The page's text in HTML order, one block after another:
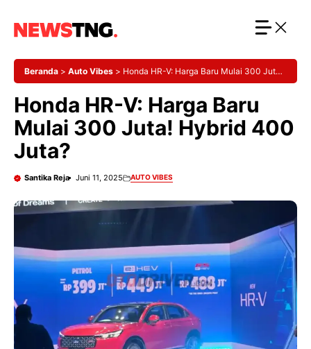
Beranda > Auto Vibes > Honda HR-V: Harga Baru Mulai 300 Juta!
Honda HR-V: Harga Baru
Mulai 300 Juta! Hybrid 400
Juta?
Santika Reja Juni 11, 2025 AUTO VIBES